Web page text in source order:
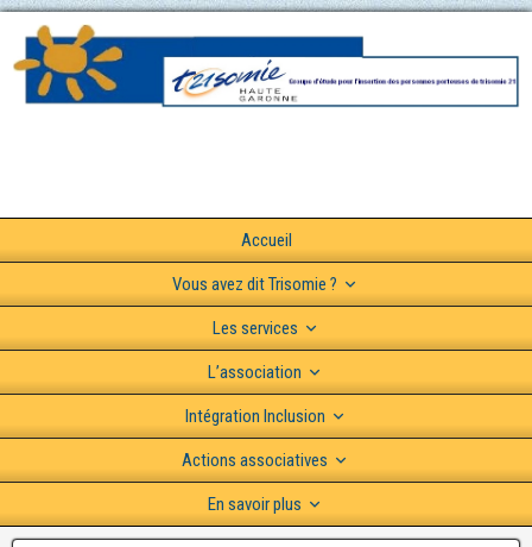
Accueil
Vous avez dit Trisomie ?
Les services
L’association
Intégration Inclusion
Actions associatives
En savoir plus